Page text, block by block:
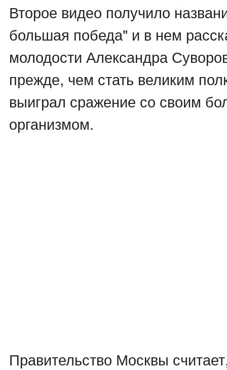
Второе видео получило
большая победа" и в нем
молодости Александра
прежде, чем стать великим
выиграл сражение со своим
организмом.
Правительство Москвы